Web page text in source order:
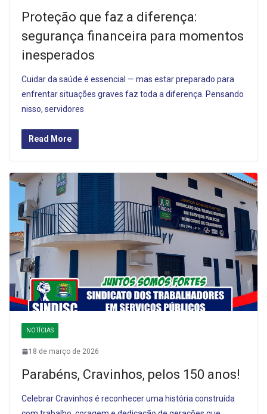
Proteção que faz a diferença:
segurança financeira para momentos
inesperados
Cuidar da saúde é essencial — mas estar preparado para
enfrentar situações graves faz toda a diferença. Pensando
nisso, servidores
Read More
NOTÍCIAS
18 de março de 2026
Parabéns, Cravinhos, pelos 150 anos!
Celebrar Cravinhos é reconhecer uma história construída